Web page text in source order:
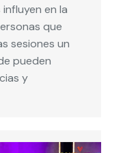
en la
que
sesiones un
pueden
y